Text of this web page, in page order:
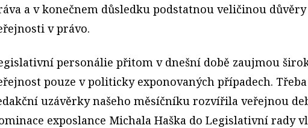
a v konečnem důsledku podstatnou veličinou důvěry
v právo.
personálie přitom v dnešní době zaujmou
pouze v politicky exponovaných případech.
uzávěrky našeho měsíčníku rozvířila veřejnou
exposlance Michala Haška do Legislativní rady